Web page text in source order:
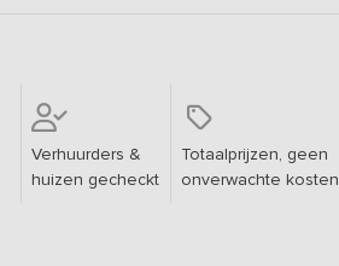
Verhuurders &
huizen gecheckt
Totaalprijzen, geen
onverwachte kosten